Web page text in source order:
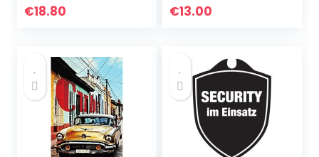
Deco
€18.80 €13.00